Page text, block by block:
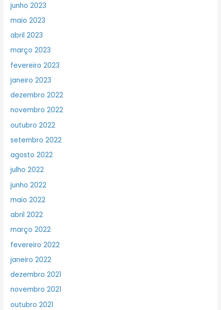
junho 2023
maio 2023
abril 2023
março 2023
fevereiro 2023
janeiro 2023
dezembro 2022
novembro 2022
outubro 2022
setembro 2022
agosto 2022
julho 2022
junho 2022
maio 2022
abril 2022
março 2022
fevereiro 2022
janeiro 2022
dezembro 2021
novembro 2021
outubro 2021